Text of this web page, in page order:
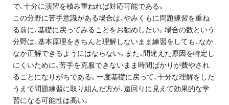
で、十分に演習を積み重ねれば対応可能である。
この分野に苦手意識がある場合は、やみくもに問題練習を重ね
る前に、基礎に戻ってみることをお勧めしたい。場合の数という
分野は、基本原理をきちんと理解しないまま練習をしても、なか
なか正解できるようにはならない。また、間違えた原因を特定し
にくいために、苦手を克服できないまま時間ばかりが費やされ
ることになりがちである。一度基礎に戻って、十分な理解をした
うえで問題練習に取り組んだ方が、遠回りに見えて効果的な学
習になる可能性は高い。